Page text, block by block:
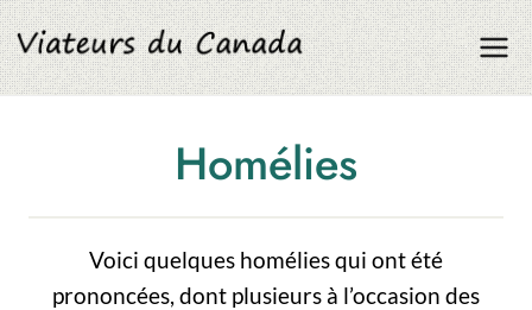
Aller
au
contenu
Homélies
Voici quelques homélies qui ont été
prononcées, dont plusieurs à l’occasion des